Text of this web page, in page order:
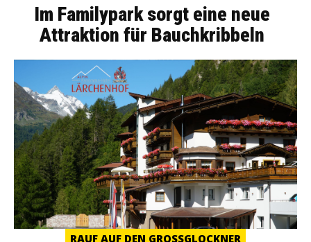
Im Familypark sorgt eine neue
Attraktion für Bauchkribbeln
RAUF AUF DEN GROSSGLOCKNER